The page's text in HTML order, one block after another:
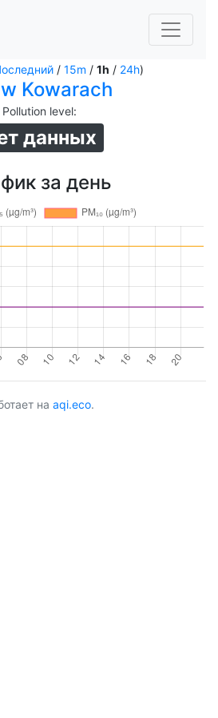
/ 15m / 1h / 24h)
Kowarach
Pollution level:
данных
за день
на aqi.eco.